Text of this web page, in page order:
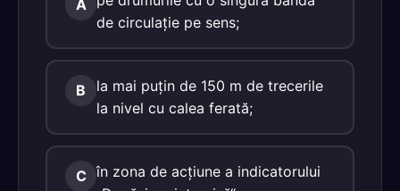
A
de circulaţie pe sens;
B
la mai puţin de 150 m de trecerile
la nivel cu calea ferată;
C în zona de acţiune a indicatorului